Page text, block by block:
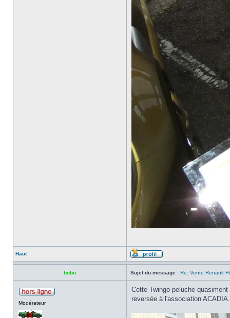
Haut
bubu Sujet du message : Re: Vente Renault
Modérateur
Cette Twingo peluche
reversée à l'association ACADIA.